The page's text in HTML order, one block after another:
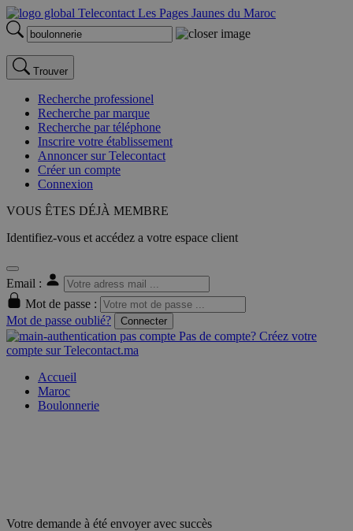
Trouver
Recherche professionel
Recherche par marque
Recherche par téléphone
Inscrire votre établissement
Annoncer sur Telecontact
Créer un compte
Connexion
VOUS ÊTES DÉJÀ MEMBRE
Identifiez-vous et accédez a votre espace client
Email :
Mot de passe :
Mot de passe oublié?
Connecter
Pas de compte? Créez votre
compte sur Telecontact.ma
Accueil
Maroc
Boulonnerie
Votre demande à été envoyer avec succès